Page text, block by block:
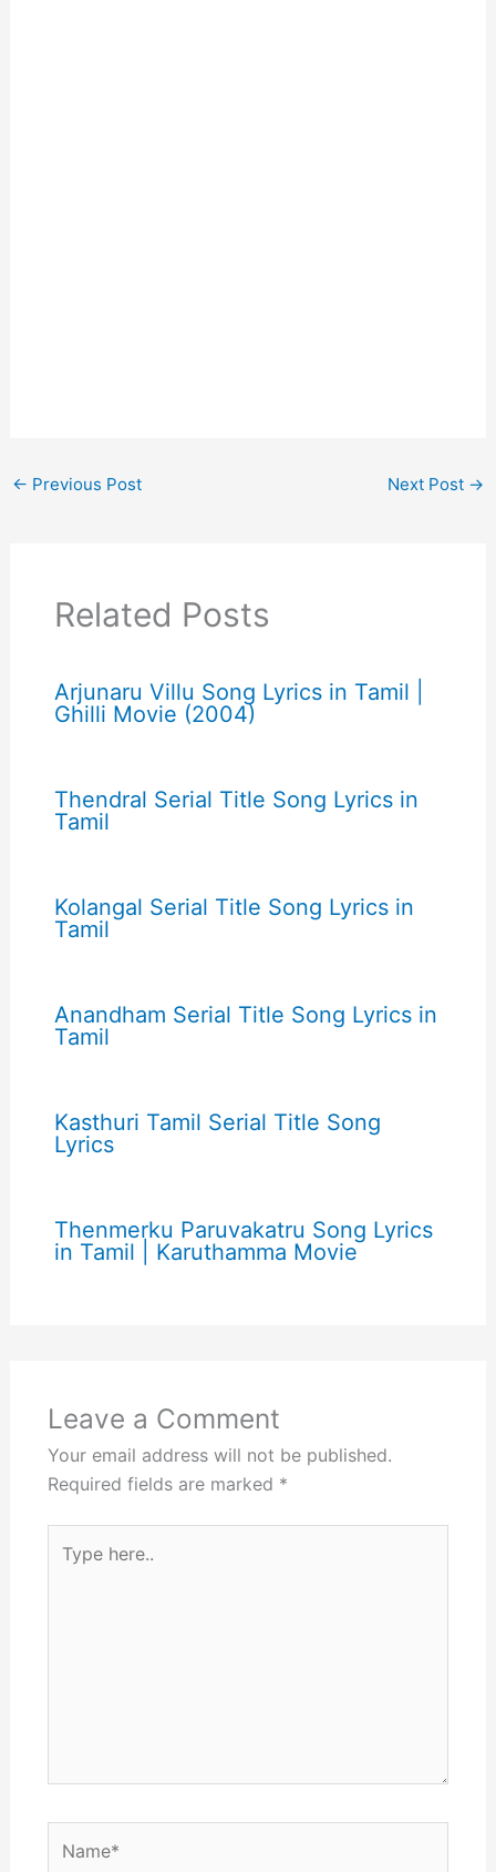
← Previous Post Next Post →
Related Posts
Arjunaru Villu Song Lyrics in Tamil |
Ghilli Movie (2004)
Thendral Serial Title Song Lyrics in
Tamil
Kolangal Serial Title Song Lyrics in
Tamil
Anandham Serial Title Song Lyrics in
Tamil
Kasthuri Tamil Serial Title Song
Lyrics
Thenmerku Paruvakatru Song Lyrics
in Tamil | Karuthamma Movie
Leave a Comment
Your email address will not be published.
Required fields are marked *
here..